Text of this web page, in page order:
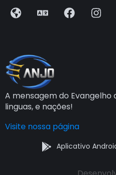
A mensagem do Evangelho
linguas, e nações!
Visite nossa página
Aplicativo